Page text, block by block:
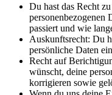
Du hast das Recht
personenbezogenen
passiert und wie
Auskunftsrecht: Du
persönliche Daten
Recht auf
wünscht, deine
korrigieren sowie